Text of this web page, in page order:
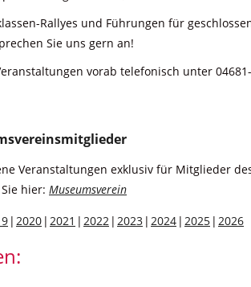
Rallyes und Führungen für
Sie uns gern an!
vorab telefonisch unter
Veranstaltungen exklusiv für Mitglieder
hier: Museumsverein
2020 2021 2022 2023 2024 2025 2026